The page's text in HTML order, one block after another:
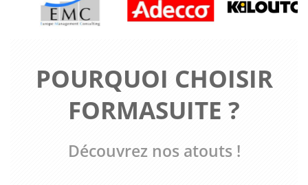
POURQUOI CHOISIR
FORMASUITE ?
Découvrez nos atouts !